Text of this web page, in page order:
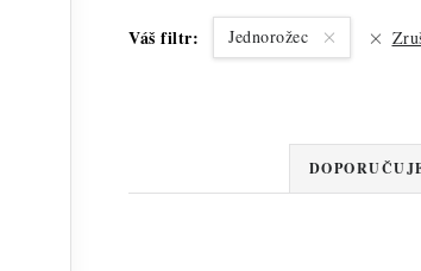
Váš filtr: Jednorožec
Ř
a